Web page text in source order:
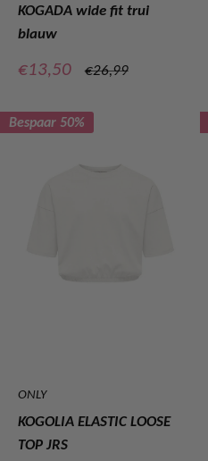
KOGADA wide fit trui
blauw
Verkoopprijs
€13,50
Normale
€26,99
Bespaar 50%
ONLY
KOGOLIA ELASTIC LOOSE
TOP JRS